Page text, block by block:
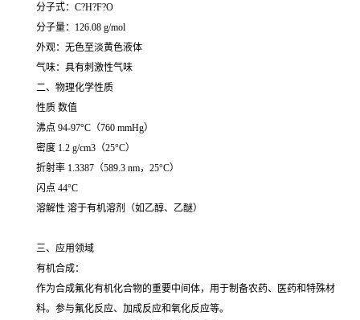
分子式：C?H?F?O
分子量：126.08 g/mol
外观：无色至淡黄色液体
气味：具有刺激性气味
二、物理化学性质
性质 数值
沸点 94-97°C（760 mmHg）
密度 1.2 g/cm3（25°C）
折射率 1.3387（589.3 nm，25°C）
闪点 44°C
溶解性 溶于有机溶剂（如乙醇、乙醚）
三、应用领域
有机合成：
作为合成氟化有机化合物的重要中间体，用于制备农药、医药和特殊材
料。参与氟化反应、加成反应和氧化反应等。